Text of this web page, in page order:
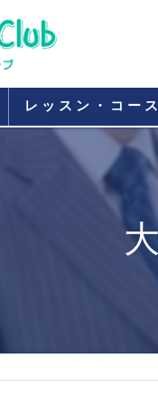
レッスン・コース